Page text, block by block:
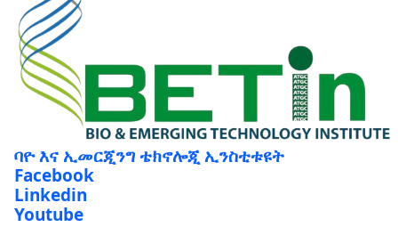
ባዮ እና ኢመርጂንግ ቴክኖሎጂ ኢንስቲቱዩት
Facebook
Linkedin
Youtube